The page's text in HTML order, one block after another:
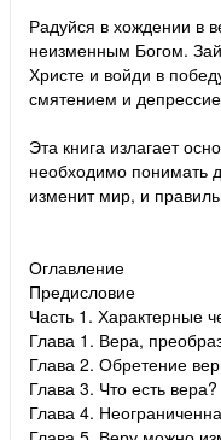
Радуйся в хождении в
неизменным Богом.
Христе и войди в
смятением и
Эта книга излагает
необходимо понимать
изменит мир, и
Оглавление
Предисловие
Часть 1. Характерные
Глава 1. Вера,
Глава 2. Обретение
Глава 3. Что есть вера?
Глава 4.